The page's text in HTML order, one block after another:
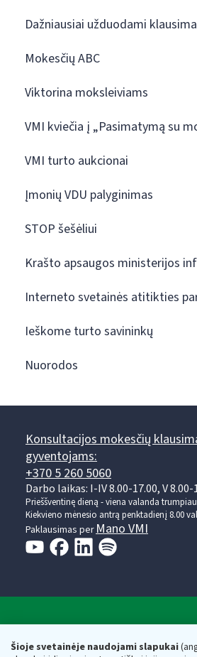
Šioje svetainėje naudojami slapukai
Dažniausiai užduodami
Mokesčių ABC
Viktorina moksleiviams
VMI kviečia į „Pasimatymą su
VMI turto aukcionai
Įmonių VDU palyginimas
STOP šešėliui
Krašto apsaugos ministerijos
Interneto svetainės atitikties
Ieškome turto savininkų
Nuorodos
Konsultacijos mokesčių
gyventojams:
+370 5 260 5060
Darbo laikas: I-IV 8.00-17.00, V 8.00-
Prieššventinę dieną - viena valanda
Kiekvieno mėnesio antrą penktadienį 8.00
Paklausimas per Mano VMI
Respublikos finansų ministerijos